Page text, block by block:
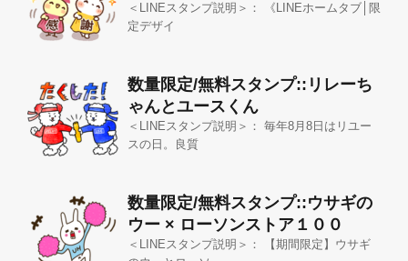
＜LINEスタンプ説明＞： 《LINEホームタブ│限
定デザイ
数量限定/無料スタンプ::リレーち
ゃんとユースくん
＜LINEスタンプ説明＞： 毎年8月8日はリユー
スの日。良質
数量限定/無料スタンプ::ウサギの
ウー × ローソンストア１００
＜LINEスタンプ説明＞： 【期間限定】ウサギ